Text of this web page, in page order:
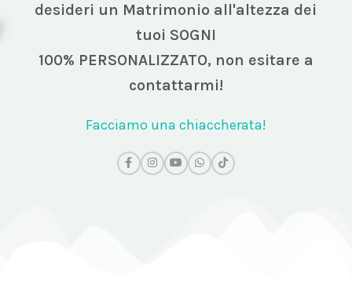
desideri un Matrimonio all'altezza dei
tuoi SOGNI
100% PERSONALIZZATO, non esitare a
contattarmi!
Facciamo una chiaccherata!